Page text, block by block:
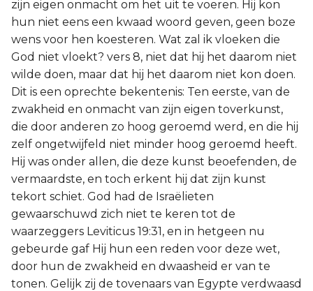
zijn eigen onmacht om het uit te voeren. Hij kon
hun niet eens een kwaad woord geven, geen boze
wens voor hen koesteren. Wat zal ik vloeken die
God niet vloekt? vers 8, niet dat hij het daarom niet
wilde doen, maar dat hij het daarom niet kon doen.
Dit is een oprechte bekentenis: Ten eerste, van de
zwakheid en onmacht van zijn eigen toverkunst,
die door anderen zo hoog geroemd werd, en die hij
zelf ongetwijfeld niet minder hoog geroemd heeft.
Hij was onder allen, die deze kunst beoefenden, de
vermaardste, en toch erkent hij dat zijn kunst
tekort schiet. God had de Israëlieten
gewaarschuwd zich niet te keren tot de
waarzeggers Leviticus 19:31, en in hetgeen nu
gebeurde gaf Hij hun een reden voor deze wet,
door hun de zwakheid en dwaasheid er van te
tonen. Gelijk zij de tovenaars van Egypte verdwaasd